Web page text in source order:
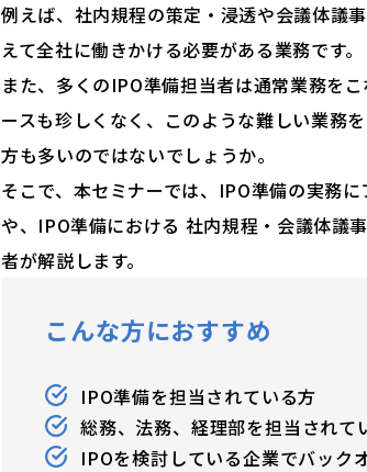
例えば、社内規程の策定・浸透や会議体議
えて全社に働きかける必要がある業務です。
また、多くのIPO準備担当者は通常業務を
ースも珍しくなく、このような難しい業務
方も多いのではないでしょうか。
そこで、本セミナーでは、IPO準備の実務
や、IPO準備における 社内規程・会議体議
者が解説します。
こんな方におすすめ
IPO準備を担当されている方
総務、法務、経理部を担当されて
IPOを検討している企業でバック